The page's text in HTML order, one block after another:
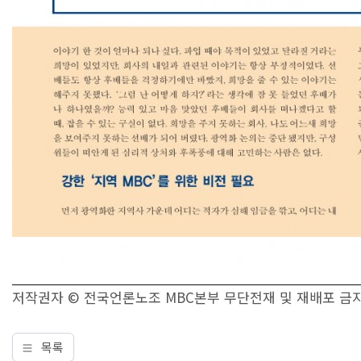
저작권자 © 전국언론노조 MBC본부 무단전재 및 재배포 금
목록